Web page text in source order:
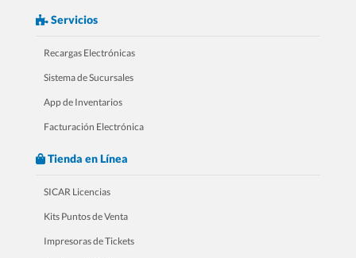
tu FARMACIA
Servicios
Recargas Electrónicas
Sistema de Sucursales
App de Inventarios
Facturación Electrónica
Tienda en Línea
SICAR Licencias
Kits Puntos de Venta
Impresoras de Tickets